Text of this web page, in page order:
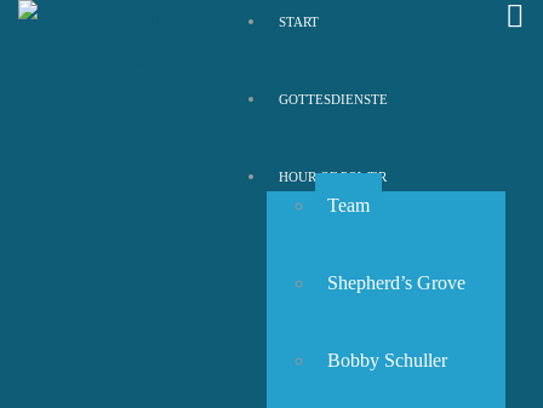
START
GOTTESDIENSTE
HOUR OF POWER
Team
Shepherd’s Grove
Bobby Schuller